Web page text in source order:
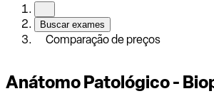
Buscar exames
Comparação de preços
Anátomo Patológico -